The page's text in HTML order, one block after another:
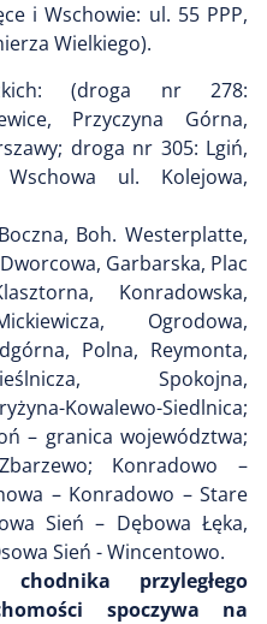
i Wschowie: ul. 55 PPP,
Wielkiego).
(droga nr 278:
Przyczyna Górna,
droga nr 305: Lgiń,
ul. Kolejowa,
Boh. Westerplatte,
Garbarska, Plac
Konradowska,
Ogrodowa,
Polna, Reymonta,
Spokojna,
Kowalewo-Siedlnica;
– granica województwa;
Konradowo –
– Konradowo – Stare
Sień – Dębowa Łęka,
Sień - Wincentowo.
przyległego
spoczywa na